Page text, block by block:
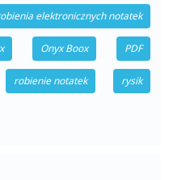
elektronicznych notatek
Onyx Boox PDF
robienie notatek rysik